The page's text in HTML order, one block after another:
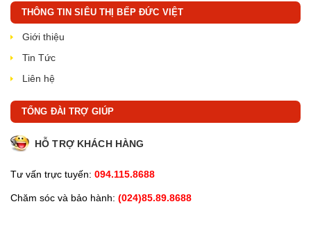
THÔNG TIN SIÊU THỊ BẾP ĐỨC VIỆT
Giới thiệu
Tin Tức
Liên hệ
TỔNG ĐÀI TRỢ GIÚP
HỖ TRỢ KHÁCH HÀNG
Tư vấn trực tuyến: 094.115.8688
Chăm sóc và bảo hành: (024)85.89.8688